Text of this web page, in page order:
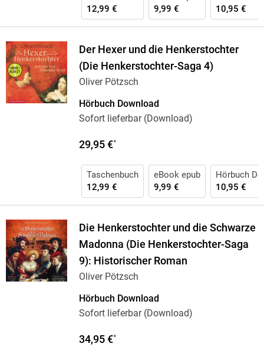
12,99 €
9,99 €
10,95 €
Der Hexer und die Henkerstochter
(Die Henkerstochter-Saga 4)
Oliver Pötzsch
Hörbuch Download
Sofort lieferbar (Download)
29,95 €*
Taschenbuch
12,99 €
eBook epub
9,99 €
Hörbuch
10,95 €
Die Henkerstochter und die Schwarze
Madonna (Die Henkerstochter-Saga
9): Historischer Roman
Oliver Pötzsch
Hörbuch Download
Sofort lieferbar (Download)
34,95 €*